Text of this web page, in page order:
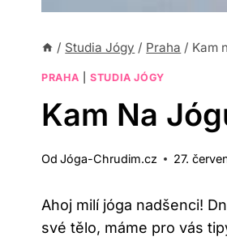
/ Studia Jógy / Praha / Kam
PRAHA |STUDIA JÓGY
Kam Na
Od Jóga-Chrudim.cz 27.
Ahoj milí jóga nadšenci!
své tělo, máme pro vás